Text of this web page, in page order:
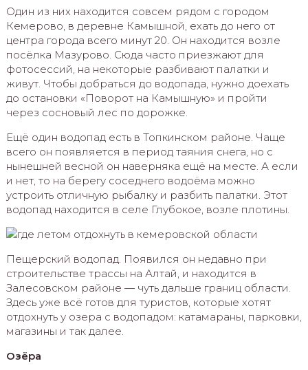
Один из них находится совсем рядом с городом
Кемерово, в деревне Камышной, ехать до него от
центра города всего минут 20. Он находится возле
посёлка Мазурово. Сюда часто приезжают для
фотосессий, на некоторые разбивают палатки и
живут. Чтобы добраться до водопада, нужно доехать
до остановки «Поворот на Камышную» и пройти
через сосновый лес по дорожке.
Ещё один водопад есть в Топкинском районе. Чаще
всего он появляется в период таяния снега, но с
нынешней весной он наверняка ещё на месте. А если
и нет, то на берегу соседнего водоёма можно
устроить отличную рыбалку и разбить палатки. Этот
водопад находится в селе Глубокое, возле плотины.
Пещерский водопад. Появился он недавно при
строительстве трассы на Алтай, и находится в
Залесовском районе — чуть дальше границ области.
Здесь уже всё готов для туристов, которые хотят
отдохнуть у озера с водопадом: катамараны, парковки,
магазины и так далее.
Озёра